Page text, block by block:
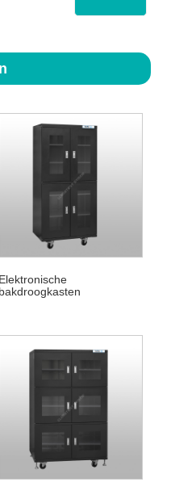
Elektronische
bakdroogkasten